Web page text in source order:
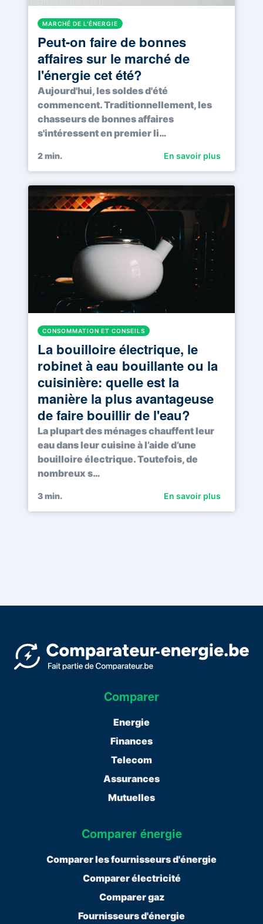
MARCHÉ DE L'ÉNERGIE
Peut-on faire de bonnes
affaires sur le marché de
l'énergie cet été?
Aujourd'hui, les soldes d'été
commencent. Traditionnellement, les
chasseurs de bonnes affaires
s'intéressent en premier li…
2min. En savoir plus
CONSOMMATION ET CONSEILS
La bouilloire électrique, le
robinet à eau bouillante ou la
cuisinière: quelle est la
manière la plus avantageuse
de faire bouillir de l'eau?
La plupart des ménages chauffent leur
eau dans leur cuisine à l’aide d’une
bouilloire électrique. Toutefois, de
nombreux s…
3min. En savoir plus
Comparer
Energie
Finances
Telecom
Assurances
Mutuelles
Comparer énergie
Comparer les fournisseurs d'énergie
Comparer électricité
Comparer gaz
Fournisseurs d'énergie